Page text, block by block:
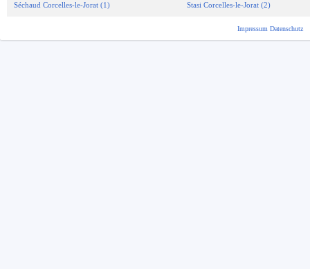
Séchaud Corcelles-le-Jorat (1)
Stasi Corcelles-le-Jorat (2)
Impressum Datenschutz